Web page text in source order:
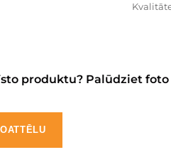
produktu? Palūdziet foto